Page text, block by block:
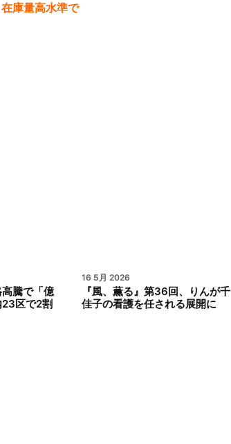
庫量高水準で
騰で「億
23区で2割
16 5月 2026
『風、薫る』第36回、りんが千
佳子の看護を任される展開に